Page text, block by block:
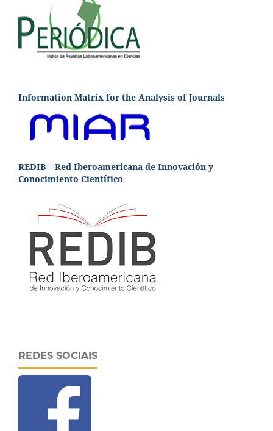
Information Matrix for the Analysis of Journals
REDIB – Red Iberoamericana de Innovación y
Conocimiento Científico
REDES SOCIAIS